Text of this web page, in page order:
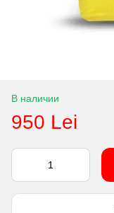
В наличии
950 Lei